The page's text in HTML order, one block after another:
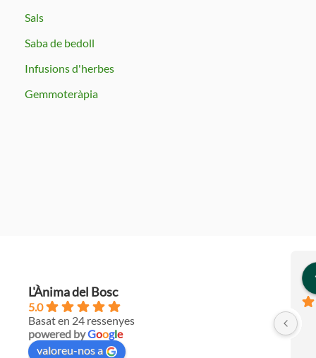
Sals
Saba de bedoll
Infusions d'herbes
Gemmoteràpia
L'Ànima del Bosc
5.0
Basat en 24 ressenyes
powered byGoogle
valoreu-nos a